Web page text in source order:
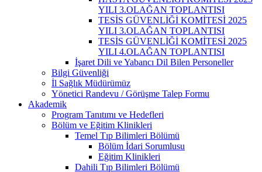
YILI 3.OLAĞAN TOPLANTISI
TESİS GÜVENLİĞİ KOMİTESİ 2025
YILI 3.OLAĞAN TOPLANTISI
TESİS GÜVENLİĞİ KOMİTESİ 2025
YILI 4.OLAĞAN TOPLANTISI
İşaret Dili ve Yabancı Dil Bilen Personeller
Bilgi Güvenliği
İl Sağlık Müdürümüz
Yönetici Randevu / Görüşme Talep Formu
Akademik
Program Tanıtımı ve Hedefleri
Bölüm ve Eğitim Klinikleri
Temel Tıp Bilimleri Bölümü
Bölüm İdari Sorumlusu
Eğitim Klinikleri
Dahili Tıp Bilimleri Bölümü